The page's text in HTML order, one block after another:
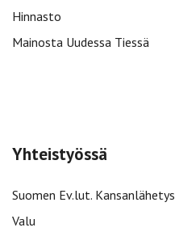
Hinnasto
Mainosta Uudessa Tiessä
Yhteistyössä
Suomen Ev.lut. Kansanlähetys
Valu